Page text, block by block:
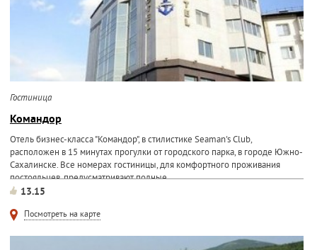
Гостиница
Командор
Отель бизнес-класса "Командор", в стилистике Seaman's Club,
расположен в 15 минутах прогулки от городского парка, в городе Южно-
Сахалинске. Все номерах гостиницы, для комфортного проживания
постояльцев, предусматривают полные...
13.15
Посмотреть на карте